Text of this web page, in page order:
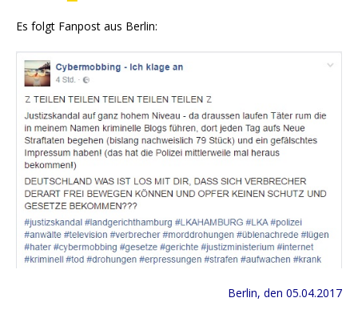
Es folgt Fan­post aus Berlin:
Ber­lin, den 05.04.2017